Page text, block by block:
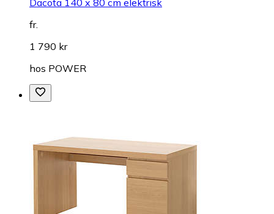
fr.
1 790 kr
hos POWER